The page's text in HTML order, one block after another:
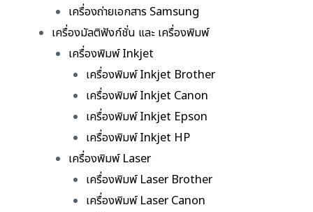
เครื่องถ่ายเอกสาร Samsung
เครื่องมัลติฟังก์ชั่น และ เครื่องพิมพ์
เครื่องพิมพ์ Inkjet
เครื่องพิมพ์ Inkjet Brother
เครื่องพิมพ์ Inkjet Canon
เครื่องพิมพ์ Inkjet Epson
เครื่องพิมพ์ Inkjet HP
เครื่องพิมพ์ Laser
เครื่องพิมพ์ Laser Brother
เครื่องพิมพ์ Laser Canon